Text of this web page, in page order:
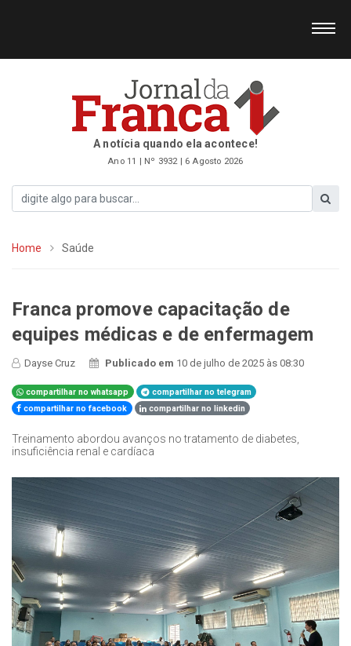
A notícia quando ela acontece!
Ano 11 | Nº 3932 | 6 Agosto 2026
Home Saúde
Franca promove capacitação de
equipes médicas e de enfermagem
Dayse Cruz Publicado em 10 de julho de 2025 às 08:30
compartilhar no whatsapp
compartilhar no telegram
compartilhar no facebook
compartilhar no linkedin
Treinamento abordou avanços no tratamento de diabetes,
insuficiência renal e cardíaca